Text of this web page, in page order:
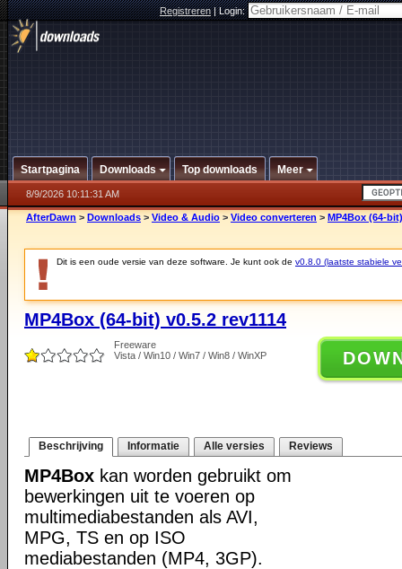
Registreren|Login:
Startpagina Downloads Top downloads Meer
8/9/2026 10:11:31 AM
AfterDawn > Downloads > Video & Audio > Video converteren > MP4Box (64-
Dit is een oude versie van deze software. Je kunt ook de v0.8.0 (laatste stabiele
MP4Box (64-bit) v0.5.2 rev1114
Freeware
Vista / Win10 / Win7 / Win8 / WinXP
Beschrijving Informatie Alle versies Reviews
MP4Box kan worden gebruikt om
bewerkingen uit te voeren op
multimediabestanden als AVI,
MPG, TS en op ISO
mediabestanden (MP4, 3GP).